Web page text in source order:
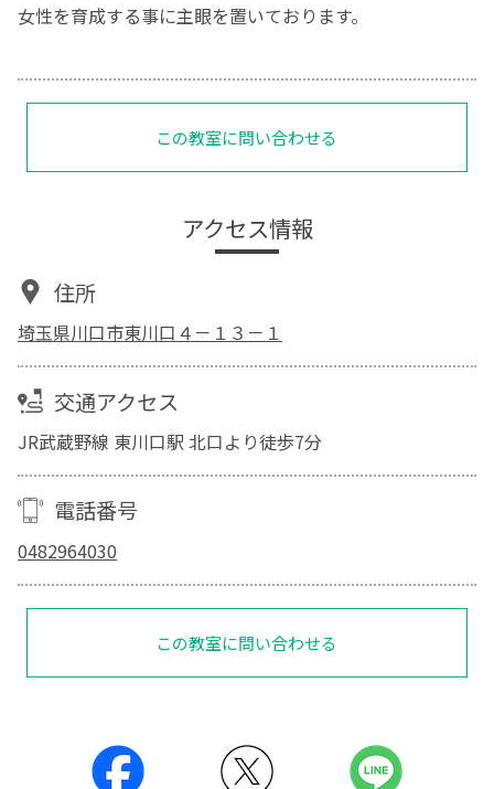
女性を育成する事に主眼を置いております。
この教室に問い合わせる
アクセス情報
住所
埼玉県川口市東川口４－１３－１
交通アクセス
JR武蔵野線 東川口駅 北口より徒歩7分
電話番号
0482964030
この教室に問い合わせる